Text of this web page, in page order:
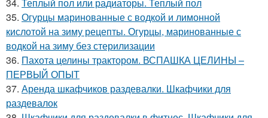
35. Огурцы маринованные с водкой и лимонной
кислотой на зиму рецепты. Огурцы, маринованные с
водкой на зиму без стерилизации
36. Пахота целины трактором. ВСПАШКА ЦЕЛИНЫ –
ПЕРВЫЙ ОПЫТ
37. Аренда шкафчиков раздевалки. Шкафчики для
раздевалок